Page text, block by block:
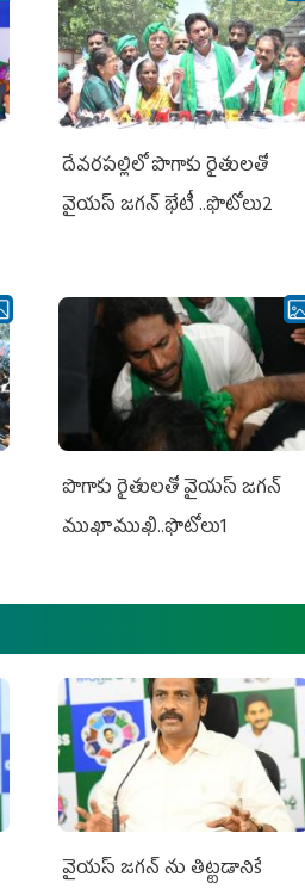
దేవరపల్లిలో పొగాకు రైతులతో
వైయస్ జగన్ భేటీ ..ఫొటోలు2
పొగాకు రైతుల‌తో వైయ‌స్ జ‌గ‌న్
ముఖాముఖి..ఫొటోలు1
వైయ‌స్ జగన్‌ ను తిట్టడానికే